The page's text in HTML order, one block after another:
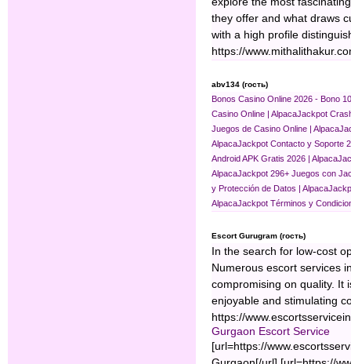
they offer and what draws
with a high profile
https://
abv134 (гость)
Bonos Casino Online 2026 - Bono
Casino Online | AlpacaJackpot
Juegos de Casino Online |
AlpacaJackpot Contacto y Soporte
Android APK Gratis 2026 |
AlpacaJackpot 296+ Juegos con
y Protección de Datos |
AlpacaJackpot Términos y
Escort Gurugram (гость)
In the search for low-cost
Numerous escort services
compromising on quality. It
enjoyable and stimulating
https://
Gurgaon Escort Service
[url=https://